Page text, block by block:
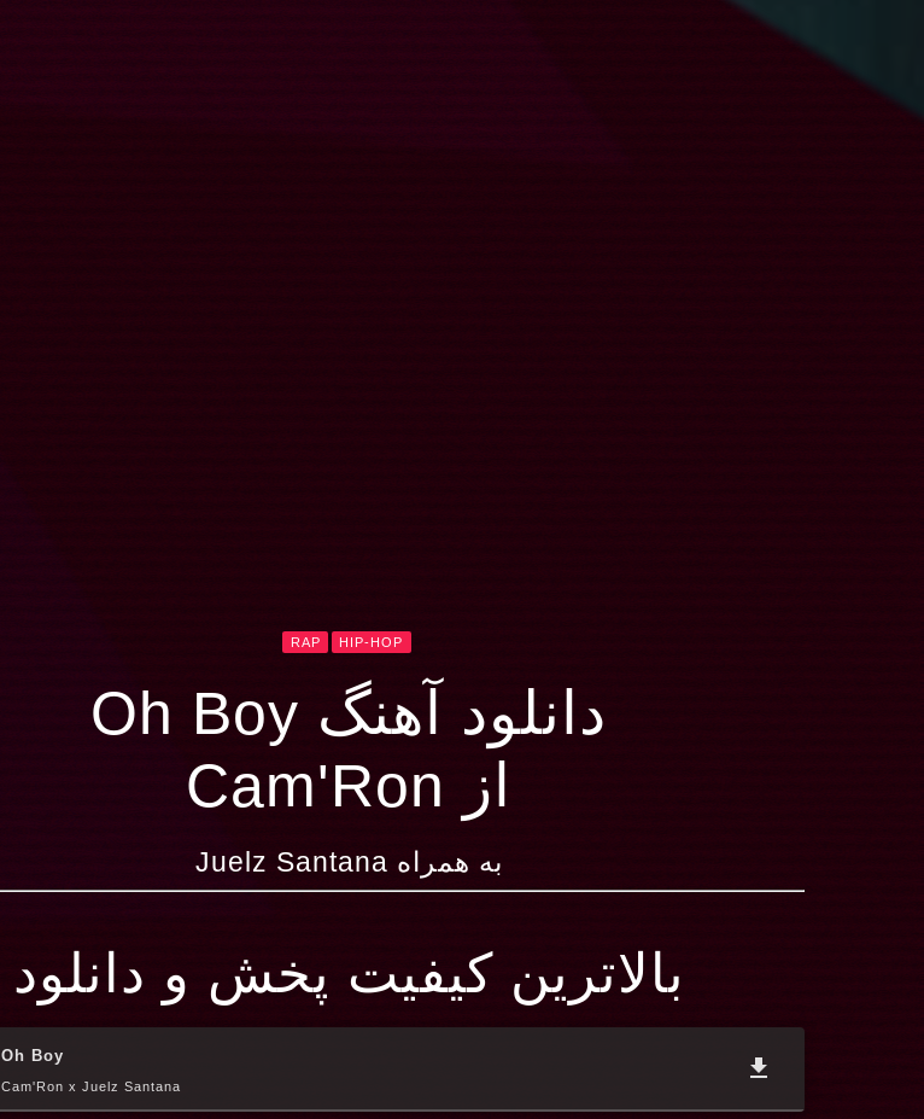
HIP-HOP
RAP
دانلود آهنگ Oh Boy
از Cam'Ron
به همراه Juelz Santana
بالاترین کیفیت پخش و دانلود
Oh Boy
Cam'Ron x Juelz Santana
file_download